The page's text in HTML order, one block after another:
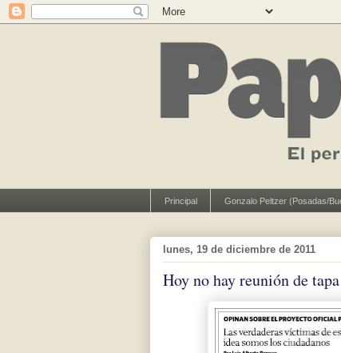
Principal Gonzalo Peltzer (Posadas/
lunes, 19 de diciembre de 2011
Hoy no hay reunión de tapa